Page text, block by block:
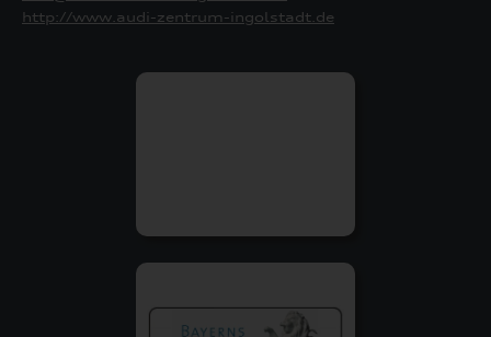
http://www.audi-zentrum-ingolstadt.de